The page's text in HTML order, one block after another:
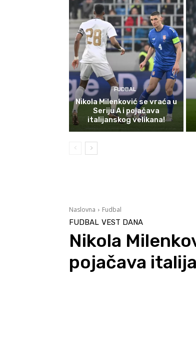
FUDBAL
Nikola Milenković se vraća u
Seriju A i pojačava
italijanskog velikana!